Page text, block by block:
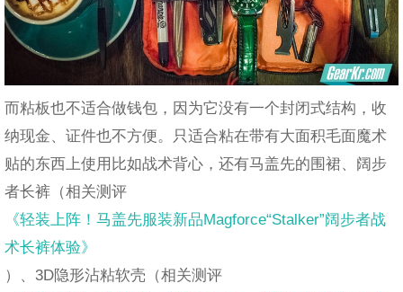
而粘板也不适合做钱包，因为它没有一个封闭式结构，收
纳现金、证件也不方便。只适合粘在带有大面积毛面魔术
贴的东西上使用比如战术背心，还有马盖先的围裙、阔步
者长裤（相关测评
《轻装上阵！马盖先服装新品Magforce“Stalker”阔步者战
术长裤体验》
）、3D隐形沾粘软壳（相关测评